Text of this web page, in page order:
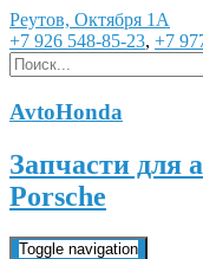
Реутов, Октября 1А
+7 926 548-85-23, +7
AvtoHonda
Запчасти для
Porsche
Toggle navigation